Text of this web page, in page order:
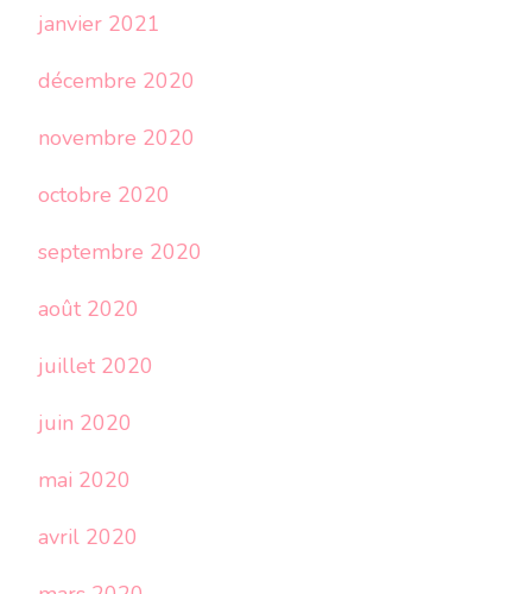
janvier 2021
décembre 2020
novembre 2020
octobre 2020
septembre 2020
août 2020
juillet 2020
juin 2020
mai 2020
avril 2020